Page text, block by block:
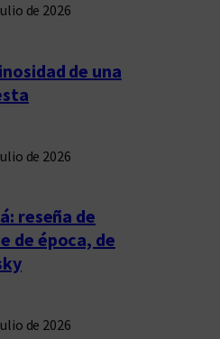
de 2026
de una
de 2026
reseña de
de época, de
de 2026